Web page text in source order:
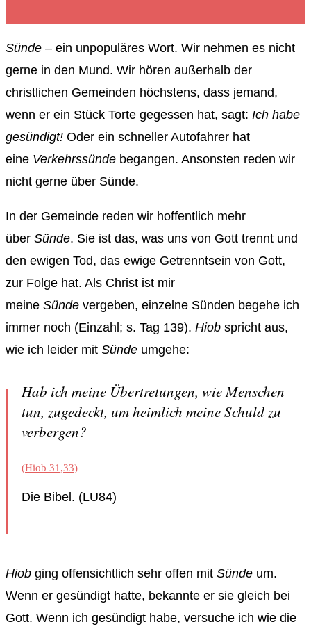
Sünde – ein unpopuläres Wort. Wir nehmen es nicht
gerne in den Mund. Wir hören außerhalb der
christlichen Gemeinden höchstens, dass jemand,
wenn er ein Stück Torte gegessen hat, sagt: Ich habe
gesündigt! Oder ein schneller Autofahrer hat
eine Verkehrssünde begangen. Ansonsten reden wir
nicht gerne über Sünde.
In der Gemeinde reden wir hoffentlich mehr
über Sünde. Sie ist das, was uns von Gott trennt und
den ewigen Tod, das ewige Getrenntsein von Gott,
zur Folge hat. Als Christ ist mir
meine Sünde vergeben, einzelne Sünden begehe ich
immer noch (Einzahl; s. Tag 139). Hiob spricht aus,
wie ich leider mit Sünde umgehe:
Hab ich meine Übertretungen, wie Menschen
tun, zugedeckt, um heimlich meine Schuld zu
verbergen?
(Hiob 31,33)
Die Bibel. (LU84)
Hiob ging offensichtlich sehr offen mit Sünde um.
Wenn er gesündigt hatte, bekannte er sie gleich bei
Gott. Wenn ich gesündigt habe, versuche ich wie die